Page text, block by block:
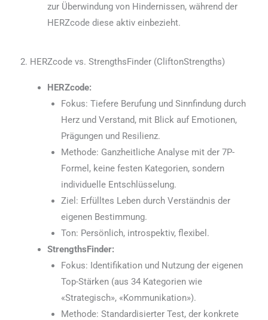
zur Überwindung von Hindernissen, während der
HERZcode diese aktiv einbezieht.
2. HERZcode vs. StrengthsFinder (CliftonStrengths)
HERZcode:
Fokus: Tiefere Berufung und Sinnfindung durch
Herz und Verstand, mit Blick auf Emotionen,
Prägungen und Resilienz.
Methode: Ganzheitliche Analyse mit der 7P-
Formel, keine festen Kategorien, sondern
individuelle Entschlüsselung.
Ziel: Erfülltes Leben durch Verständnis der
eigenen Bestimmung.
Ton: Persönlich, introspektiv, flexibel.
StrengthsFinder:
Fokus: Identifikation und Nutzung der eigenen
Top-Stärken (aus 34 Kategorien wie
«Strategisch», «Kommunikation»).
Methode: Standardisierter Test, der konkrete